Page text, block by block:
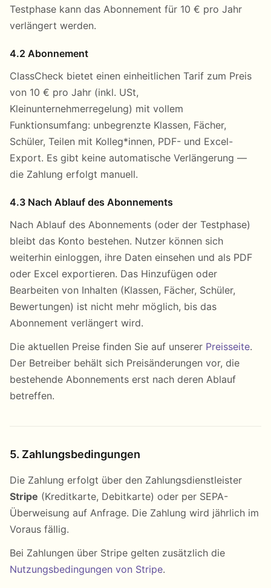
Testphase kann das Abonnement für 10 € pro Jahr
verlängert werden.
4.2 Abonnement
ClassCheck bietet einen einheitlichen Tarif zum Preis
von 10 € pro Jahr (inkl. USt,
Kleinunternehmerregelung) mit vollem
Funktionsumfang: unbegrenzte Klassen, Fächer,
Schüler, Teilen mit Kolleg*innen, PDF- und Excel-
Export. Es gibt keine automatische Verlängerung —
die Zahlung erfolgt manuell.
4.3 Nach Ablauf des Abonnements
Nach Ablauf des Abonnements (oder der Testphase)
bleibt das Konto bestehen. Nutzer können sich
weiterhin einloggen, ihre Daten einsehen und als PDF
oder Excel exportieren. Das Hinzufügen oder
Bearbeiten von Inhalten (Klassen, Fächer, Schüler,
Bewertungen) ist nicht mehr möglich, bis das
Abonnement verlängert wird.
Die aktuellen Preise finden Sie auf unserer Preisseite.
Der Betreiber behält sich Preisänderungen vor, die
bestehende Abonnements erst nach deren Ablauf
betreffen.
5. Zahlungsbedingungen
Die Zahlung erfolgt über den Zahlungsdienstleister
Stripe (Kreditkarte, Debitkarte) oder per SEPA-
Überweisung auf Anfrage. Die Zahlung wird jährlich im
Voraus fällig.
Bei Zahlungen über Stripe gelten zusätzlich die
Nutzungsbedingungen von Stripe.